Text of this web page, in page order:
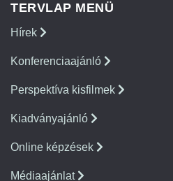
TERVLAP MENÜ
Hírek
Konferenciaajánló
Perspektíva kisfilmek
Kiadványajánló
Online képzések
Médiaajánlat